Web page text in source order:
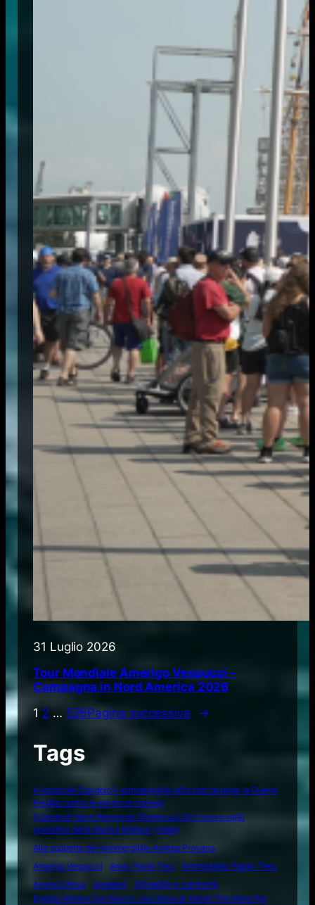
31 Luglio 2026
Tour Mondiale Amerigo Vespucci –
Campagna in Nord America 2026
1 2 … 526Pagina successiva →
Tags
A bordo del Dandolo il sommergibile utilizzato durante la Guerra
Fredda contro le minacce nucleari
A bordo di Nave Raimondo Montecuccoli il nuovo volto
operativo della Marina Militare (Video)
Alla scoperta del sommergibile Andrea Provana
Amerigo Vespucci
Amm. Paolo Treu
Ammiraglio Paolo Treu
Analisi Difesa
Aneddoti Attualità e curiosità
Brigata Marina San Marco: una storia di Valore "Per Mare Per